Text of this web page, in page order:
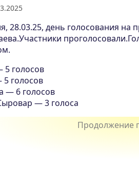
28.03.25, день голосования
голосов
голосов
— 6 голосов
— 3 голоса